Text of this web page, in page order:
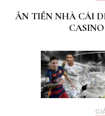
ĂN TIỀN NHÀ CÁI